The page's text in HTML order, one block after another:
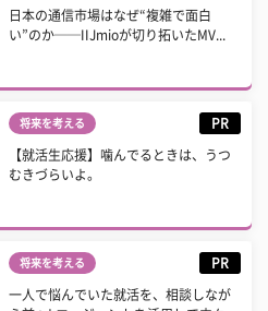
日本の通信市場はなぜ“複雑で面白
い”のか──IIJmioが切り拓いたMV...
将来を考える PR
【就活生応援】噛んでるときは、うつ
むきづらいよ。
将来を考える PR
一人で悩んでいた就活を、相談しなが